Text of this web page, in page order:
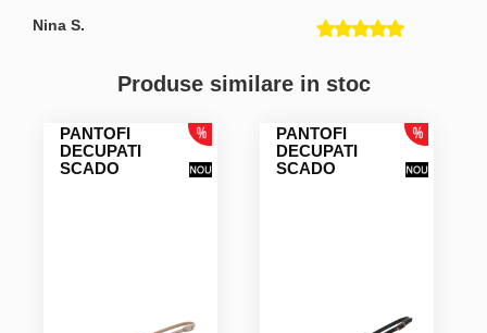
Nina S.
Camelia-Eugenia R.
Produse similare in stoc
PANTOFI
DECUPATI
SCADO
PANTOFI
DECUPATI
SCADO